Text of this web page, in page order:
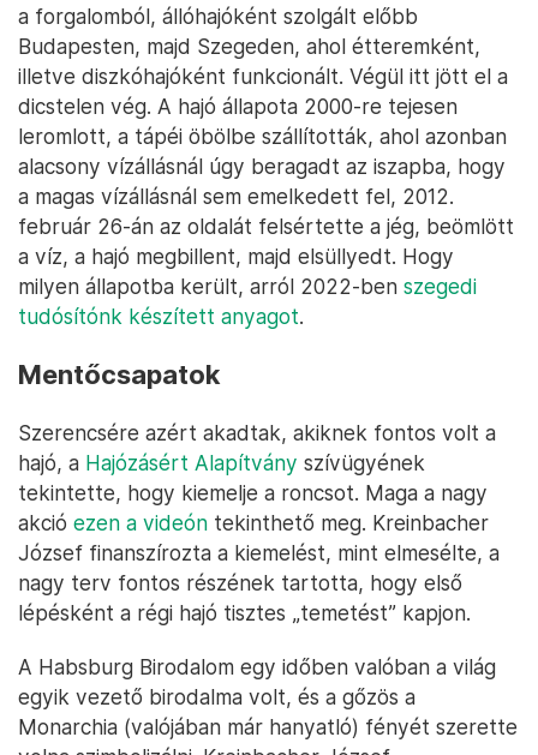
a forgalomból, állóhajóként szolgált előbb
Budapesten, majd Szegeden, ahol étteremként,
illetve diszkóhajóként funkcionált. Végül itt jött el a
dicstelen vég. A hajó állapota 2000-re tejesen
leromlott, a tápéi öbölbe szállították, ahol azonban
alacsony vízállásnál úgy beragadt az iszapba, hogy
a magas vízállásnál sem emelkedett fel, 2012.
február 26-án az oldalát felsértette a jég, beömlött
a víz, a hajó megbillent, majd elsüllyedt. Hogy
milyen állapotba került, arról 2022-ben szegedi
tudósítónk készített anyagot.
Mentőcsapatok
Szerencsére azért akadtak, akiknek fontos volt a
hajó, a Hajózásért Alapítvány szívügyének
tekintette, hogy kiemelje a roncsot. Maga a nagy
akció ezen a videón tekinthető meg. Kreinbacher
József finanszírozta a kiemelést, mint elmesélte, a
nagy terv fontos részének tartotta, hogy első
lépésként a régi hajó tisztes „temetést” kapjon.
A Habsburg Birodalom egy időben valóban a világ
egyik vezető birodalma volt, és a gőzös a
Monarchia (valójában már hanyatló) fényét szerette